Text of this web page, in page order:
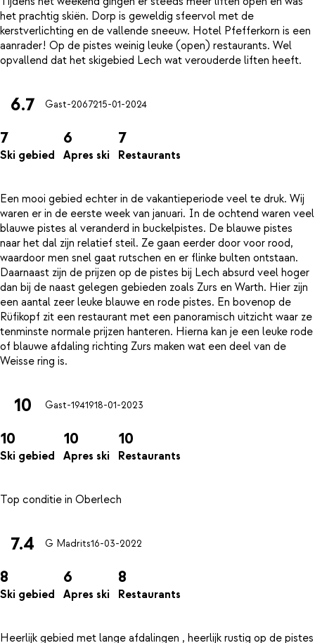
het prachtig skiën. Dorp is geweldig sfeervol met de
kerstverlichting en de vallende sneeuw. Hotel Pfefferkorn is een
aanrader! Op de pistes weinig leuke (open) restaurants. Wel
6.7 Gast-2067215-01-2024
7
Ski gebied
6
Apres ski
7
Restaurants
Een mooi gebied echter in de vakantieperiode veel te druk. Wij
waren er in de eerste week van januari. In de ochtend waren veel
blauwe pistes al veranderd in buckelpistes. De blauwe pistes
naar het dal zijn relatief steil. Ze gaan eerder door voor rood,
waardoor men snel gaat rutschen en er flinke bulten ontstaan.
Daarnaast zijn de prijzen op de pistes bij Lech absurd veel hoger
dan bij de naast gelegen gebieden zoals Zurs en Warth. Hier zijn
een aantal zeer leuke blauwe en rode pistes. En bovenop de
Rüfikopf zit een restaurant met een panoramisch uitzicht waar ze
tenminste normale prijzen hanteren. Hierna kan je een leuke rode
of blauwe afdaling richting Zurs maken wat een deel van de
10 Gast-1941918-01-2023
10
Ski gebied
10
Apres ski
10
Restaurants
7.4 G Madrits16-03-2022
8
Ski gebied
6
Apres ski
8
Restaurants
Heerlijk gebied met lange afdalingen , heerlijk rustig op de pistes